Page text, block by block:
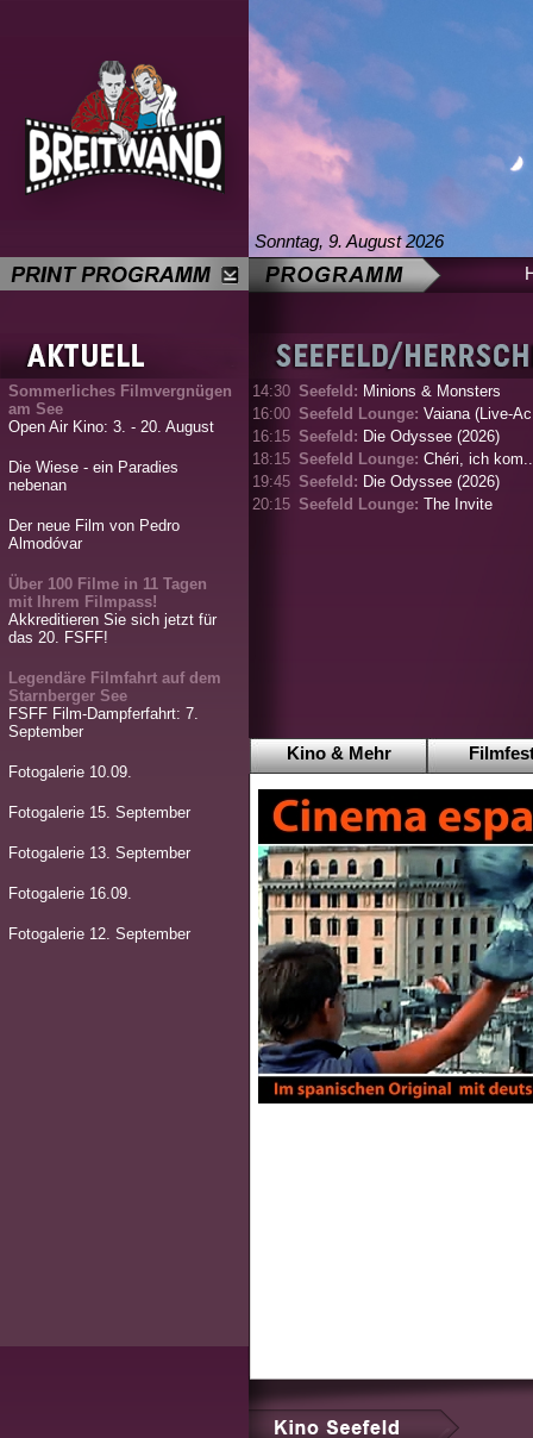
Sonntag, 9. August 2026
Sommerliches Filmvergnügen
am See
Open Air Kino: 3. - 20. August
Die Wiese - ein Paradies
nebenan
Der neue Film von Pedro
Almodóvar
Über 100 Filme in 11 Tagen
mit Ihrem Filmpass!
Akkreditieren Sie sich jetzt für
das 20. FSFF!
Legendäre Filmfahrt auf dem
Starnberger See
FSFF Film-Dampferfahrt: 7.
September
Fotogalerie 10.09.
Fotogalerie 15. September
Fotogalerie 13. September
Fotogalerie 16.09.
Fotogalerie 12. September
14:30 Seefeld: Minions & Monsters
16:00 Seefeld Lounge: Vaiana (Live-
16:15 Seefeld: Die Odyssee (2026)
18:15 Seefeld Lounge: Chéri, ich
19:45 Seefeld: Die Odyssee (2026)
20:15 Seefeld Lounge: The Invite
Kino & Mehr